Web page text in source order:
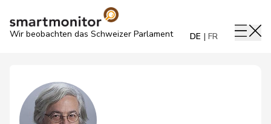
Wir beobachten das Schweizer Parlament DE FR